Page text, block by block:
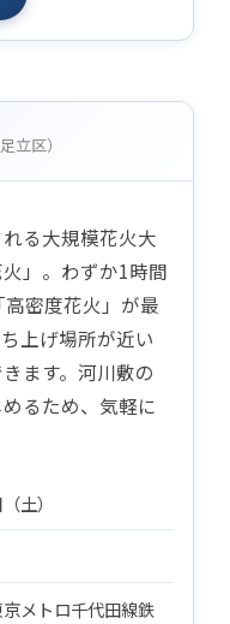
足立区）
る大規模花火大
」。わずか1時間
密度花火」が最
上げ場所が近い
ます。河川敷の
るため、気軽に
土）
メトロ千代田線鉄